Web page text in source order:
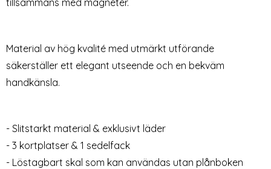
Google Pixel 6A Fodral Crazy
Snart slutsåld! Snart slutsåld!
Material av hög kvalité med utmärkt utförande
säkerställer ett elegant utseende och en bekväm
handkänsla.
- Slitstarkt material & exklusivt läder
- 3 kortplatser & 1 sedelfack
- Löstagbart skal som kan användas utan plånboken